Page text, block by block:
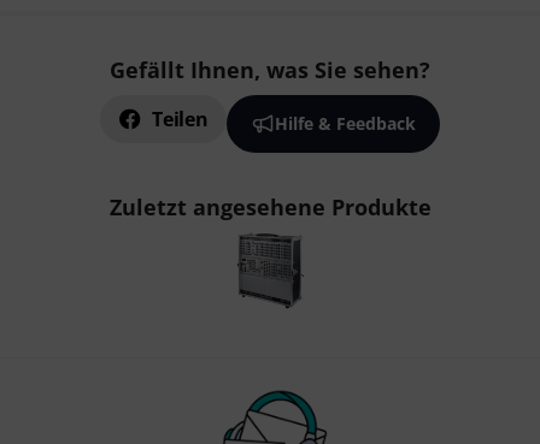
Gefällt Ihnen, was Sie sehen?
Teilen Hilfe & Feedback
Zuletzt angesehene Produkte